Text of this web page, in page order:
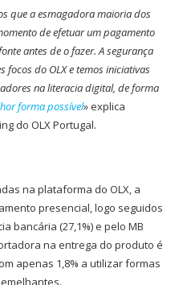
que a esmagadora maioria dos
de efetuar um pagamento
antes de o fazer. A segurança
focos do OLX e temos iniciativas
na literacia digital, de forma
forma possível» explica
do OLX Portugal.
na plataforma do OLX, a
presencial, logo seguidos
bancária (27,1%) e pelo MB
na entrega do produto é
apenas 1,8% a utilizar formas